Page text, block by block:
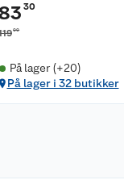
30
00
På lager (+20)
På lager i 32 butikker